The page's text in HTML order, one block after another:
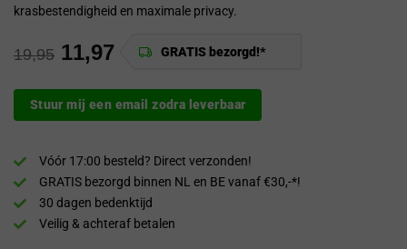
krasbestendigheid en maximale privacy.
GRATIS bezorgd!*
19,95 11,97
Stuur mij een email zodra leverbaar
Vóór 17:00 besteld? Direct verzonden!
GRATIS bezorgd binnen NL en BE vanaf €30,-*!
30 dagen bedenktijd
Veilig & achteraf betalen